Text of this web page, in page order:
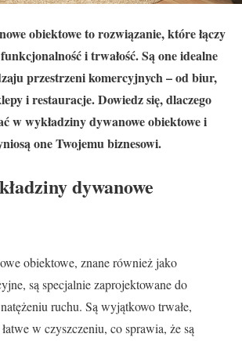
obiektowe to rozwiązanie, które łączy
i trwałość. Są one idealne
przestrzeni komercyjnych – od biur,
i restauracje. Dowiedz się, dlaczego
w wykładziny dywanowe obiektowe i
one Twojemu biznesowi.
dywanowe
obiektowe, znane również jako
są specjalnie zaprojektowane do
ruchu. Są wyjątkowo trwałe,
w czyszczeniu, co sprawia, że są